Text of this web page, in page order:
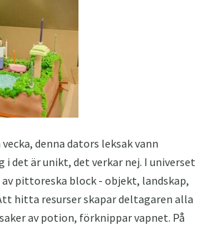
denna dators leksak vann
det är unikt, det verkar nej. I universet
pittoreska block - objekt, landskap,
hitta resurser skapar deltagaren alla
av potion, förknippar vapnet. På